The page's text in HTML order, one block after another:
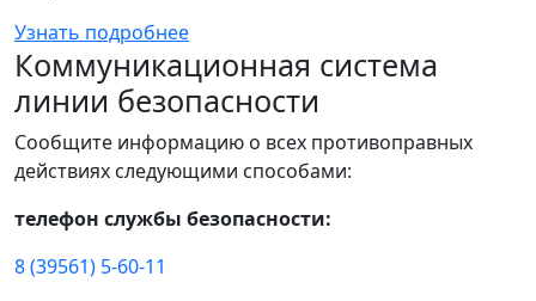
Узнать подробнее
Коммуникационная система
линии безопасности
Сообщите информацию о всех противоправных
действиях следующими способами:
телефон службы безопасности:
8 (39561) 5-60-11